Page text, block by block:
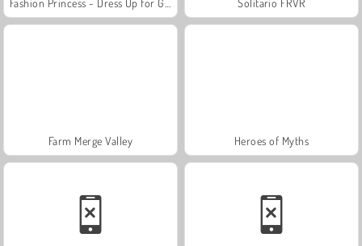
Farm Merge Valley Heroes of Myths